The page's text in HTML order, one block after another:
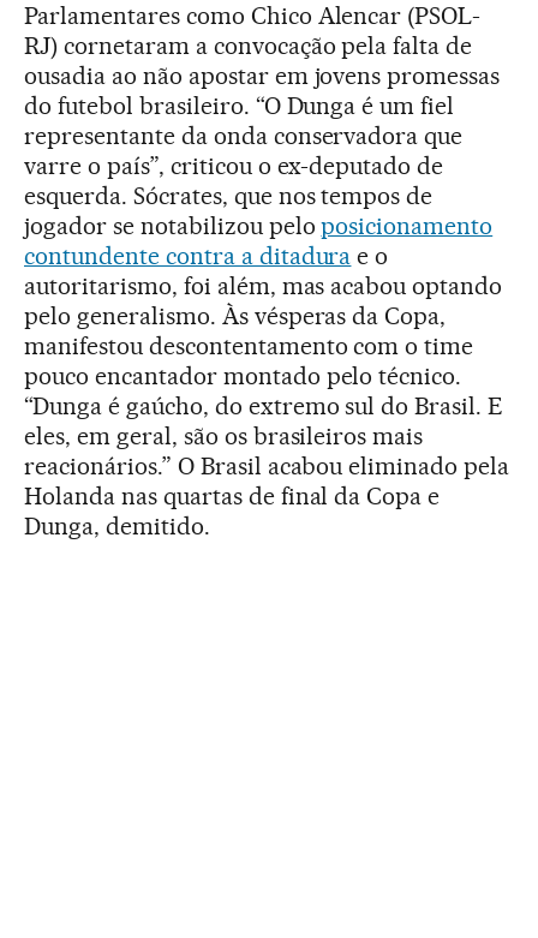
Parlamentares como Chico Alencar (PSOL-
RJ) cornetaram a convocação pela falta de
ousadia ao não apostar em jovens promessas
do futebol brasileiro. “O Dunga é um fiel
representante da onda conservadora que
varre o país”, criticou o ex-deputado de
esquerda. Sócrates, que nos tempos de
jogador se notabilizou peloposicionamento
contundente contra a ditadura e o
autoritarismo, foi além, mas acabou optando
pelo generalismo. Às vésperas da Copa,
manifestou descontentamento com o time
pouco encantador montado pelo técnico.
“Dunga é gaúcho, do extremo sul do Brasil. E
eles, em geral, são os brasileiros mais
reacionários.” O Brasil acabou eliminado pela
Holanda nas quartas de final da Copa e
Dunga, demitido.